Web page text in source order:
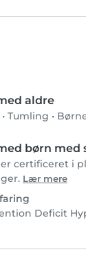
aldre
• Tumling •
børn med
certificeret i
Lær mere
Deficit